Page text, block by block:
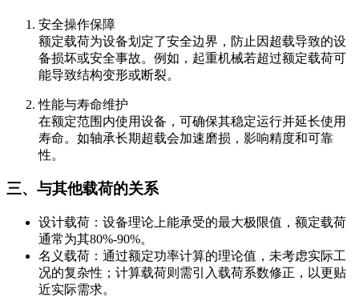
安全操作保障
额定载荷为设备划定了安全边界，防止因超载导致的设
备损坏或安全事故。例如，起重机械若超过额定载荷可
能导致结构变形或断裂。
性能与寿命维护
在额定范围内使用设备，可确保其稳定运行并延长使用
寿命。如轴承长期超载会加速磨损，影响精度和可靠
性。
三、与其他载荷的关系
设计载荷：设备理论上能承受的最大极限值，额定载荷
通常为其80%-90%。
名义载荷：通过额定功率计算的理论值，未考虑实际工
况的复杂性；计算载荷则需引入载荷系数修正，以更贴
近实际需求。